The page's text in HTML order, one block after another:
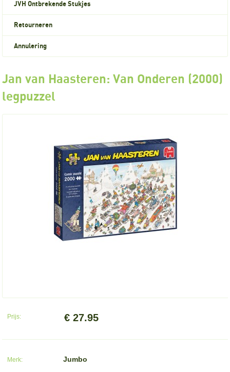
JVH Ontbrekende Stukjes
Retourneren
Annulering
Jan van Haasteren: Van Onderen (2000)
legpuzzel
Prijs: € 27.95
Merk: Jumbo